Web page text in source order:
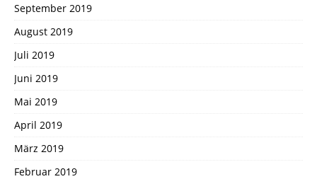
September 2019
August 2019
Juli 2019
Juni 2019
Mai 2019
April 2019
März 2019
Februar 2019